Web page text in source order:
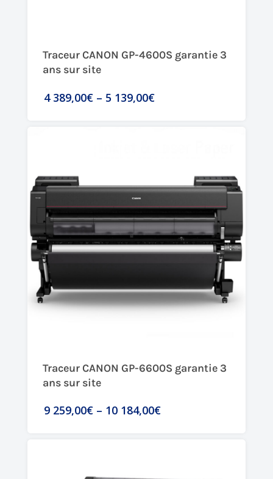
Traceur CANON GP-4600S garantie 3
ans sur site
4 389,00€ – 5 139,00€
Traceur CANON GP-6600S garantie 3
ans sur site
9 259,00€ – 10 184,00€